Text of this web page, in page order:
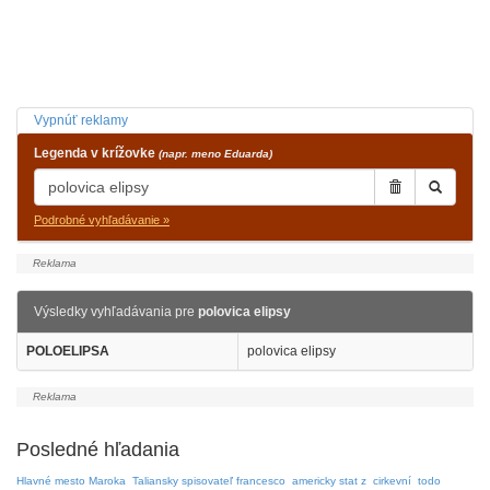
Vypnúť reklamy
Legenda v krížovke (napr. meno Eduarda)
Podrobné vyhľadávanie »
Výsledky vyhľadávania pre polovica elipsy
POLOELIPSA polovica elipsy
Posledné hľadania
Hlavné mesto Maroka Taliansky spisovateľ francesco americky stat z cirkevní todo